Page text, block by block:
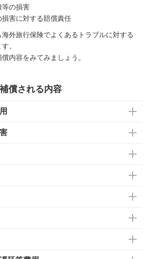
等の損害
損害に対する賠償責任
外旅行保険でよくあるトラブルに対する
。
内容をみてみましょう。
償される内容